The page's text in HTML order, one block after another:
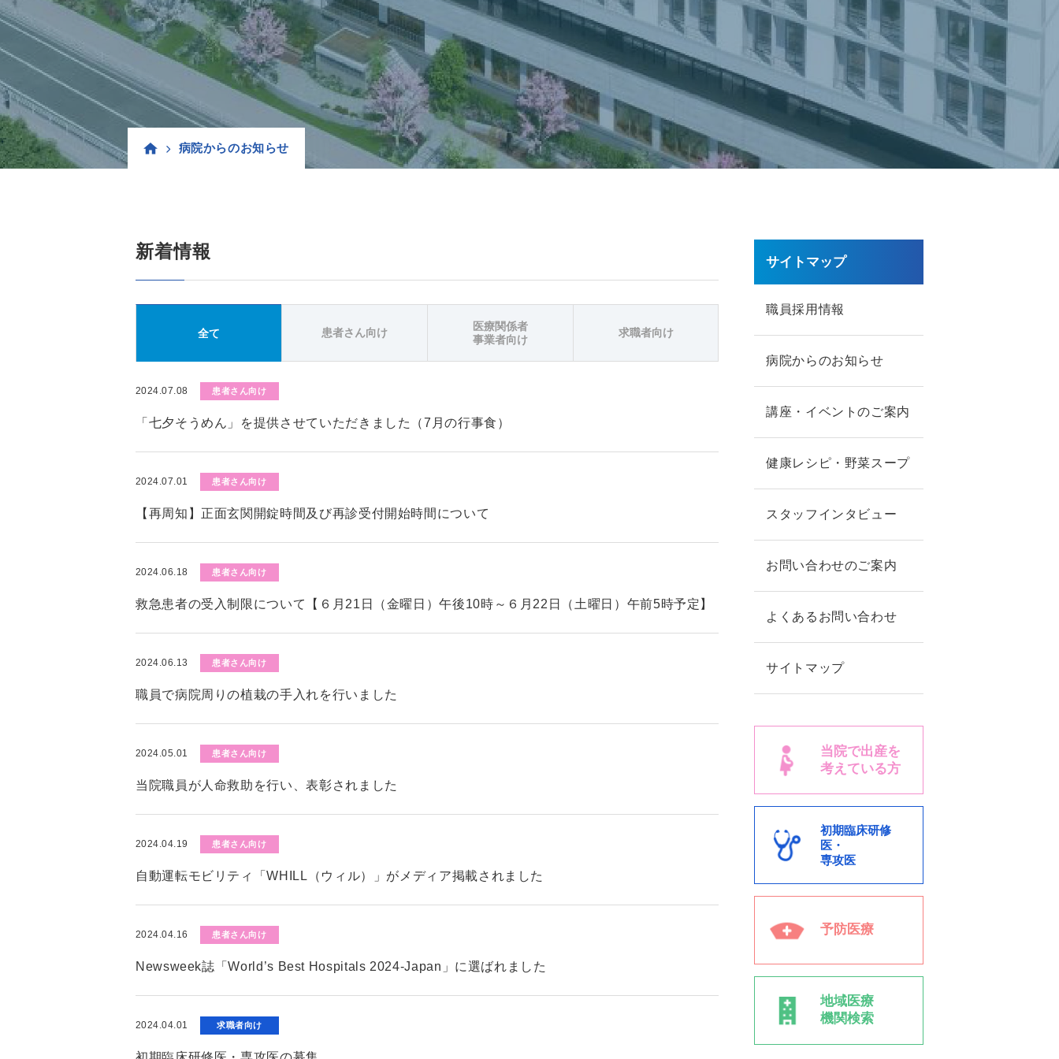
病院からのお知らせ
新着情報
全て 患者さん向け
医療関係者
事業者向け
求職者向け
2024.07.08 患者さん向け
「七夕そうめん」を提供させていただきました（7月の行事食）
2024.07.01 患者さん向け
【再周知】正面玄関開錠時間及び再診受付開始時間について
2024.06.18 患者さん向け
救急患者の受入制限について【６月21日（金曜日）午後10時～６月22日（土曜日）午前5時予定】
2024.06.13 患者さん向け
職員で病院周りの植栽の手入れを行いました
2024.05.01 患者さん向け
当院職員が人命救助を行い、表彰されました
2024.04.19 患者さん向け
自動運転モビリティ「WHILL（ウィル）」がメディア掲載されました
2024.04.16 患者さん向け
Newsweek誌「World’s Best Hospitals 2024-Japan」に選ばれました
2024.04.01 求職者向け
サイトマップ
職員採用情報
病院からのお知らせ
講座・イベントのご案内
健康レシピ・野菜スープ
スタッフインタビュー
お問い合わせのご案内
よくあるお問い合わせ
サイトマップ
当院で出産を
考えている方
初期臨床研修
医・
専攻医
予防医療
地域医療
機関検索